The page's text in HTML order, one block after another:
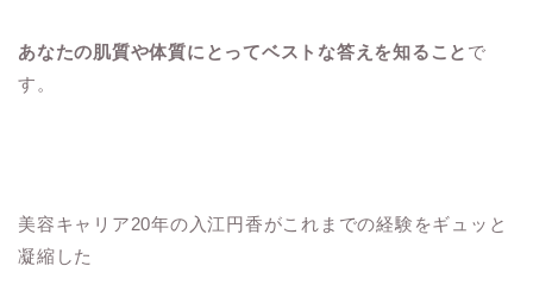
あなたの肌質や体質にとってベストな答えを知ること で
す。
美容キャリア20年の入江円香がこれまでの経験をギュッと
凝縮した